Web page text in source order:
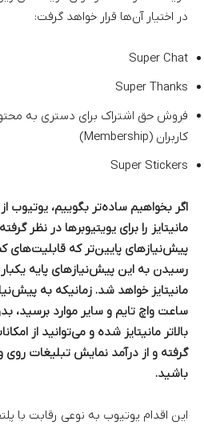
در اختیار آن‌ها قرار خواهد گرفت:
Super Chat
Super Thanks
فروش حق اشتراک برای دستری به
کاربران (Membership)
Super Stickers
اگر بخواهیم ساده‌تر بگوییم،
مانیتایز را برای یویتیوبرها در نظر
پیش‌نیازهای پایین‌تر که قابلیت‌های
رسیدن‌ به این پیش‌نیازهای پایه یکبار
ساعت واچ تایم و سایر موارد برسید،
گرفته و از درآمد نمایش تبلیغات
باشید.
این اقدام یوتیوب به نوعی رقابت با